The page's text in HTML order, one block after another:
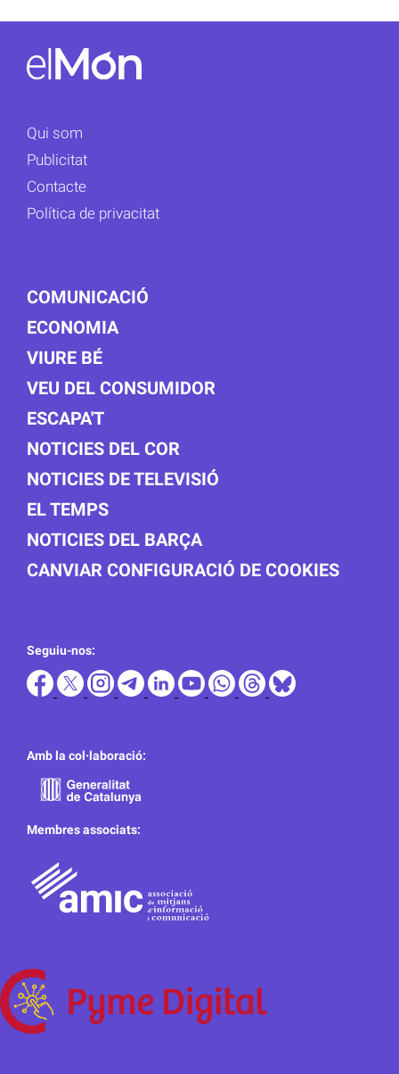
Qui som
Publicitat
Contacte
Política de privacitat
COMUNICACIÓ
ECONOMIA
VIURE BÉ
VEU DEL CONSUMIDOR
ESCAPA'T
NOTICIES DEL COR
NOTICIES DE TELEVISIÓ
EL TEMPS
NOTICIES DEL BARÇA
CANVIAR CONFIGURACIÓ DE COOKIES
Seguiu-nos:
Amb la col·laboració:
Membres associats: